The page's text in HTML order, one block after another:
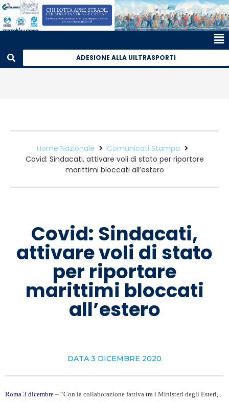
ADESIONE ALLA UILTRASPORTI
Home Nazionale
Comunicati Stampa
Covid: Sindacati, attivare voli di stato per riportare
marittimi bloccati all’estero
Covid: Sindacati,
attivare voli di stato
per riportare
marittimi bloccati
all’estero
DATA 3 DICEMBRE 2020
Roma 3 dicembre – “Con la collaborazione fattiva tra i Ministeri degli Esteri,